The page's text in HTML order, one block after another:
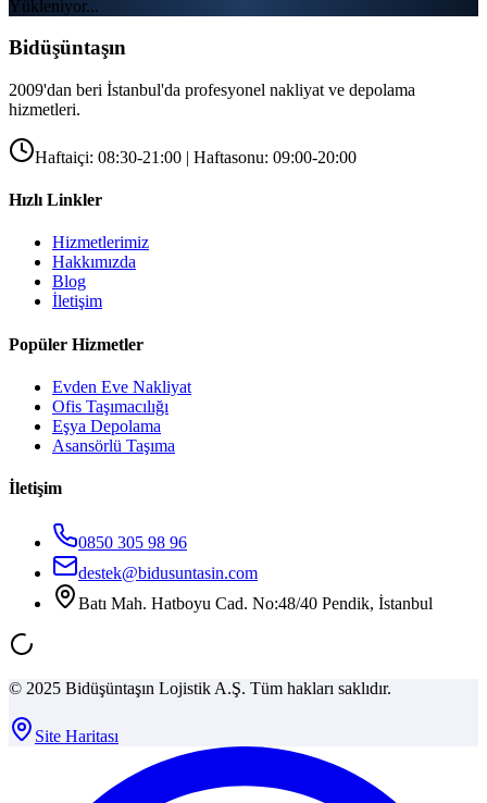
Yükleniyor...
Bidüşüntaşın
2009'dan beri İstanbul'da profesyonel nakliyat ve depolama
hizmetleri.
Haftaiçi: 08:30-21:00 | Haftasonu: 09:00-20:00
Hızlı Linkler
Hizmetlerimiz
Hakkımızda
Blog
İletişim
Popüler Hizmetler
Evden Eve Nakliyat
Ofis Taşımacılığı
Eşya Depolama
Asansörlü Taşıma
İletişim
0850 305 98 96
destek@bidusuntasin.com
Batı Mah. Hatboyu Cad. No:48/40 Pendik, İstanbul
© 2025 Bidüşüntaşın Lojistik A.Ş. Tüm hakları saklıdır.
Site Haritası